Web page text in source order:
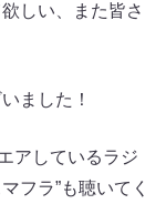
しい、また皆さ
ました！
アしているラジ
フラ”も聴いてく